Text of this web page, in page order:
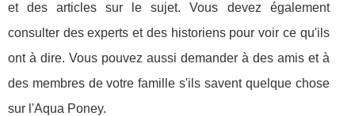
et des articles sur le sujet. Vous devez également
consulter des experts et des historiens pour voir ce qu'ils
ont à dire. Vous pouvez aussi demander à des amis et à
des membres de votre famille s'ils savent quelque chose
sur l'Aqua Poney.